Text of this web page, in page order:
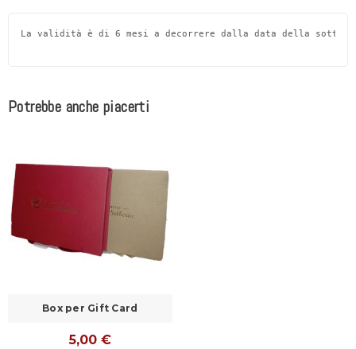
La validità è di 6 mesi a decorrere dalla data della
Potrebbe anche piacerti
Box per Gift Card
5,00 €